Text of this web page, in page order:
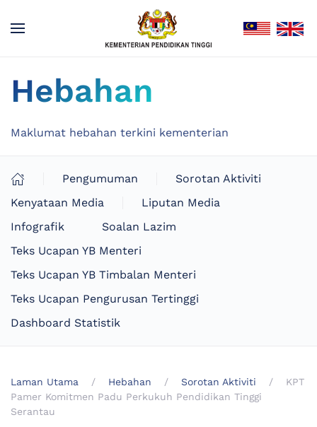
Hebahan
Maklumat hebahan terkini kementerian
Pengumuman
Sorotan Aktiviti
Kenyataan Media
Liputan Media
Infografik
Soalan Lazim
Teks Ucapan YB Menteri
Teks Ucapan YB Timbalan Menteri
Teks Ucapan Pengurusan Tertinggi
Dashboard Statistik
Laman Utama Hebahan Sorotan Aktiviti
KPT
Pamer Komitmen Padu Perkukuh Pendidikan Tinggi
Serantau